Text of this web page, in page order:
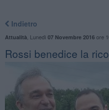
Indietro
Attualità Lunedì 07 Novembre 2016ore
Rossi benedice la